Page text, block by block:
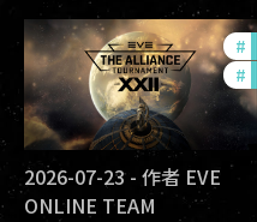
#
#
2026-07-23 - 作者 EVE
ONLINE TEAM